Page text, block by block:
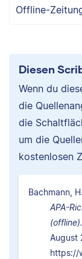
Offline-
Diesen
Wenn du
die
die
um die
kostenlosen
Bachmann,
APA-
(offline).
August
https://